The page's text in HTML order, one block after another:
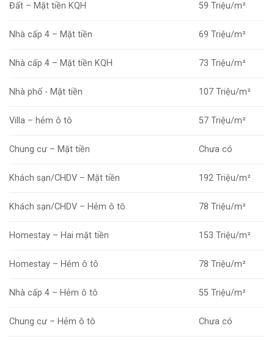
Đất – Mặt tiền KQH 59 Triệu/m²
Nhà cấp 4 – Mặt tiền 69 Triệu/m²
Nhà cấp 4 – Mặt tiền KQH 73 Triệu/m²
Nhà phố - Mặt tiền 107 Triệu/m²
Villa – hẻm ô tô 57 Triệu/m²
Chung cư – Mặt tiền Chưa có
Khách sạn/CHDV – Mặt tiền 192 Triệu/m²
Khách sạn/CHDV – Hẻm ô tô 78 Triệu/m²
Homestay – Hai mặt tiền 153 Triệu/m²
Homestay – Hẻm ô tô 78 Triệu/m²
Nhà cấp 4 – Hẻm ô tô 55 Triệu/m²
Chung cư – Hẻm ô tô Chưa có